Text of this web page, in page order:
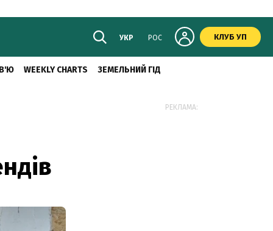
УКР РОС КЛУБ УП
WEEKLY CHARTS ЗЕМЕЛЬНИЙ ГІД
РЕКЛАМА: